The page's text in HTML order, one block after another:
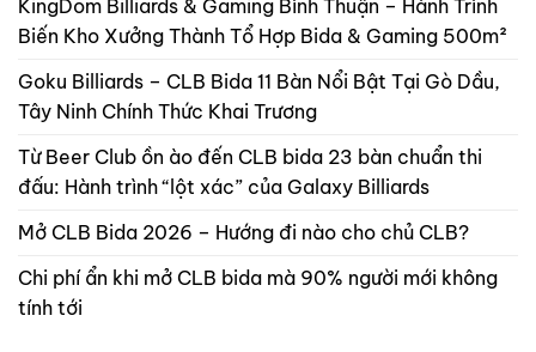
KingDom Billiards & Gaming Bình Thuận – Hành Trình
Biến Kho Xưởng Thành Tổ Hợp Bida & Gaming 500m²
Goku Billiards – CLB Bida 11 Bàn Nổi Bật Tại Gò Dầu,
Tây Ninh Chính Thức Khai Trương
Từ Beer Club ồn ào đến CLB bida 23 bàn chuẩn thi
đấu: Hành trình “lột xác” của Galaxy Billiards
Mở CLB Bida 2026 – Hướng đi nào cho chủ CLB?
Chi phí ẩn khi mở CLB bida mà 90% người mới không
tính tới